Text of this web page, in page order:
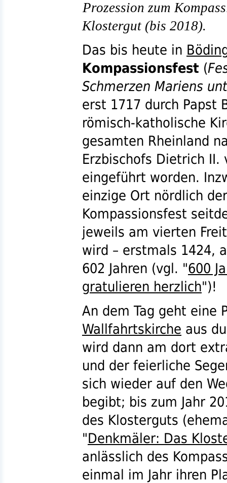
Prozession zum
Klostergut (bis 2018).
Das bis heute in
Kompassionsfest (
Schmerzen Mariens
erst 1717 durch Papst
römisch-katholische
gesamten Rheinland
Erzbischofs Dietrich
eingeführt worden.
einzige Ort nördlich
Kompassionsfest
jeweils am vierten
wird – erstmals 1424,
602 Jahren (vgl. "600
gratulieren herzlich")!
An dem Tag geht eine
Wallfahrtskirche aus
wird dann am dort
und der feierliche
sich wieder auf den
begibt; bis zum Jahr
des Klosterguts
"Denkmäler: Das
anlässlich des
einmal im Jahr ihren